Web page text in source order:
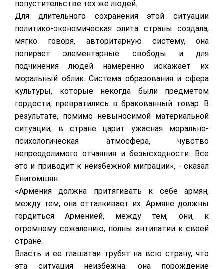
попустительстве тех же людей.
Для длительного сохранения этой ситуации
политико-экономическая элита страны создала,
мягко говоря, авторитарную систему, она
попирает элементарные свободы и для
подчинения людей намеренно искажает их
моральный облик. Система образования и сфера
культуры, которые некогда были предметом
гордости, превратились в бракованный товар. В
результате, помимо невыносимой материальной
ситуации, в стране царит ужасная морально-
психологическая атмосфера, чувство
непреодолимого отчаяния и безысходности. Все
это и приводит к неизбежной миграции», - сказал
Енигомшян.
«Армения должна притягивать к себе армян,
между тем, она отталкивает их. Армяне должны
гордиться Арменией, между тем, они, к
огромному сожалению, полны антипатии к своей
стране.
Власть и ее глашатаи трубят на всю страну, что
эта ситуация неизбежна, она порождение